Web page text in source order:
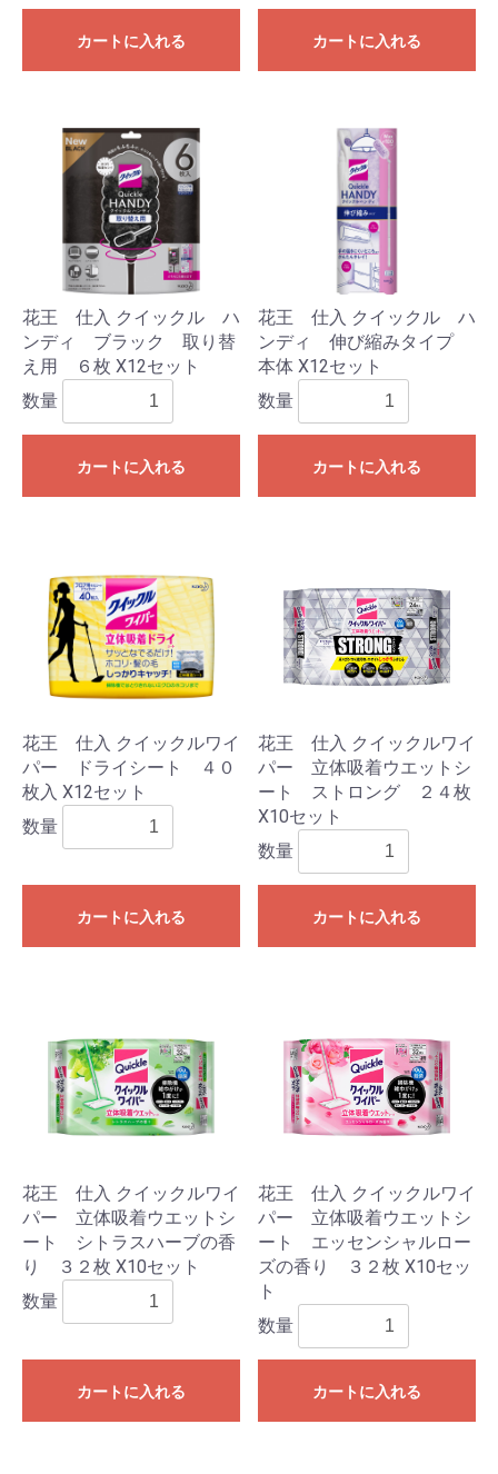
カートに入れる カートに入れる
花王 仕入 クイックル ハ
ンディ ブラック 取り替
え用 ６枚 X12セット
数量
カートに入れる
花王 仕入 クイックル ハ
ンディ 伸び縮みタイプ
本体 X12セット
数量
カートに入れる
花王 仕入 クイックルワイ
パー ドライシート ４０
枚入 X12セット
数量
カートに入れる
花王 仕入 クイックルワイ
パー 立体吸着ウエットシ
ート ストロング ２４枚
X10セット
数量
カートに入れる
花王 仕入 クイックルワイ
パー 立体吸着ウエットシ
ート シトラスハーブの香
り ３２枚 X10セット
数量
カートに入れる
花王 仕入 クイックルワイ
パー 立体吸着ウエットシ
ート エッセンシャルロー
ズの香り ３２枚 X10セッ
ト
数量
カートに入れる